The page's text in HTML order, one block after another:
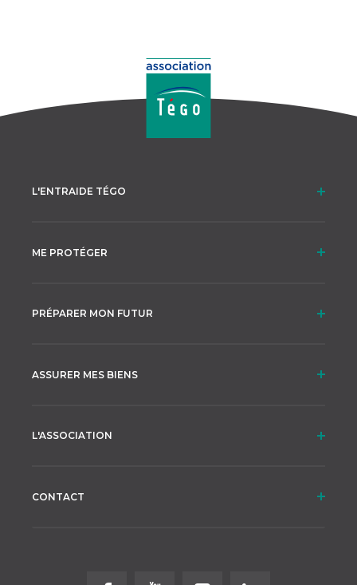
L'ENTRAIDE TÉGO
ME PROTÉGER
PRÉPARER MON FUTUR
ASSURER MES BIENS
L'ASSOCIATION
CONTACT